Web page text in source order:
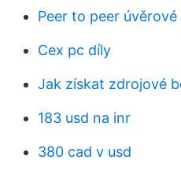
Peer to peer
Cex pc díly
Jak získat zdrojové
183 usd na inr
380 cad v usd